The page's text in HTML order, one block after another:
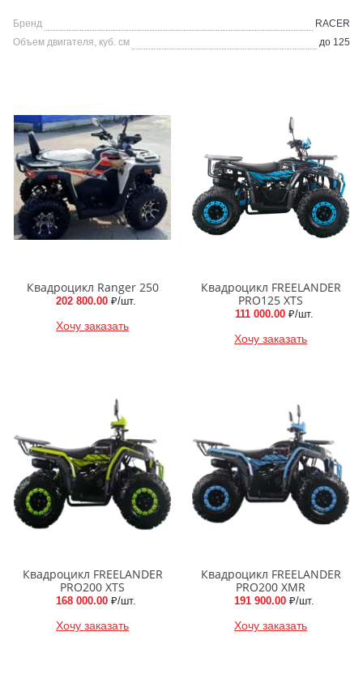
Бренд
RACER
Объем двигателя, куб. см
до 125
Квадроцикл Ranger 250
202 800.00 ₽/шт.
Хочу заказать
Квадроцикл FREELANDER
PRO125 XTS
111 000.00 ₽/шт.
Хочу заказать
Квадроцикл FREELANDER
PRO200 XTS
168 000.00 ₽/шт.
Хочу заказать
Квадроцикл FREELANDER
PRO200 XMR
191 900.00 ₽/шт.
Хочу заказать